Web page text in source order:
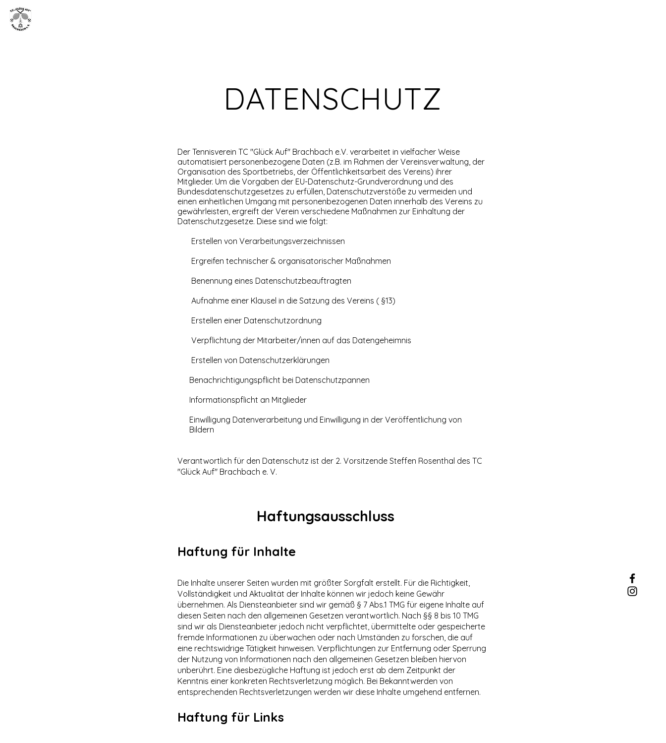
DATENSCHUTZ
Der Tennisverein TC "Glück Auf" Brachbach e.V. verarbeitet in vielfacher Weise
automatisiert personenbezogene Daten (z.B. im Rahmen der Vereinsverwaltung, der
Organisation des Sportbetriebs, der Öffentlichkeitsarbeit des Vereins) ihrer
Mitglieder. Um die Vorgaben der EU-Datenschutz-Grundverordnung und des
Bundesdatenschutzgesetzes zu erfüllen, Datenschutzverstöße zu vermeiden und
einen einheitlichen Umgang mit personenbezogenen Daten innerhalb des Vereins zu
gewährleisten, ergreift der Verein verschiedene Maßnahmen zur Einhaltung der
Datenschutzgesetze. Diese sind wie folgt:
Erstellen von Verarbeitungsverzeichnissen
Ergreifen technischer & organisatorischer Maßnahmen
Benennung eines Datenschutzbeauftragten
Aufnahme einer Klausel in die Satzung des Vereins ( §13)
Erstellen einer Datenschutzordnung
Verpflichtung der Mitarbeiter/innen auf das Datengeheimnis
Erstellen von Datenschutzerklärungen
Benachrichtigungspflicht bei Datenschutzpannen
Informationspflicht an Mitglieder
Einwilligung Datenverarbeitung und Einwilligung in der Veröffentlichung von
Bildern
Verantwortlich für den Datenschutz ist der 2. Vorsitzende Steffen Rosenthal des TC
"Glück Auf" Brachbach e. V.
Haftungsausschluss
Haftung für Inhalte
Die Inhalte unserer Seiten wurden mit größter Sorgfalt erstellt. Für die Richtigkeit,
Vollständigkeit und Aktualität der Inhalte können wir jedoch keine Gewähr
übernehmen. Als Diensteanbieter sind wir gemäß § 7 Abs.1 TMG für eigene Inhalte auf
diesen Seiten nach den allgemeinen Gesetzen verantwortlich. Nach §§ 8 bis 10 TMG
sind wir als Diensteanbieter jedoch nicht verpflichtet, übermittelte oder gespeicherte
fremde Informationen zu überwachen oder nach Umständen zu forschen, die auf
eine rechtswidrige Tätigkeit hinweisen. Verpflichtungen zur Entfernung oder Sperrung
der Nutzung von Informationen nach den allgemeinen Gesetzen bleiben hiervon
unberührt. Eine diesbezügliche Haftung ist jedoch erst ab dem Zeitpunkt der
Kenntnis einer konkreten Rechtsverletzung möglich. Bei Bekanntwerden von
entsprechenden Rechtsverletzungen werden wir diese Inhalte umgehend entfernen.
Haftung für Links